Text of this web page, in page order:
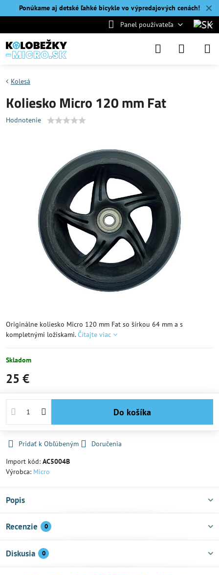
✕
Ponúkame aj detské ľahké bicykle vo výpredajových cenách!
Panel používateľa
Kolesá
Koliesko Micro 120 mm Fat
Hodnotenie
Originálne koliesko Micro 120 mm Fat so šírkou 64 mm a s
kompletnými ložiskami.Čítajte viac
Skladom
25 €
Do košíka
Pridať k Obľúbeným
Doručenia
Import kód: AC5004B
Výrobca: Micro
Popis
Recenzie 0
Diskusia 0